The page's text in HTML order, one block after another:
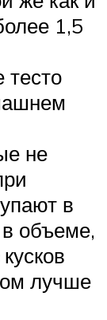
1,5
тесто
не
в
объеме,
лучше